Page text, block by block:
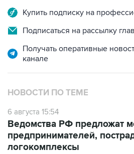
Купить подписку на
Подписаться на рассылку
Получать оперативные
канале
НОВОСТИ ПО ТЕМЕ
6 августа 15:54
Ведомства РФ предложат
предпринимателей,
логокомплексы